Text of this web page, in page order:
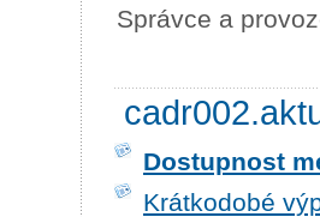
Správce a
Dostupnost
Krátkodobé